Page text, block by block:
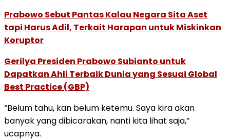
Prabowo Sebut Pantas Kalau Negara Sita Aset
tapi Harus Adil, Terkait Harapan untuk Miskinkan
Koruptor
Gerilya Presiden Prabowo Subianto untuk
Dapatkan Ahli Terbaik Dunia yang Sesuai Global
Best Practice (GBP)
“Belum tahu, kan belum ketemu. Saya kira akan
banyak yang dibicarakan, nanti kita lihat saja,”
ucapnya.